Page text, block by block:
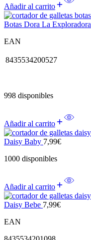
Añadir al carrito
Botas Dora La Exploradora
EAN
8435534200527
998 disponibles
Añadir al carrito
Daisy Baby 7,99€
1000 disponibles
Añadir al carrito
Daisy Bebe 7,99€
EAN